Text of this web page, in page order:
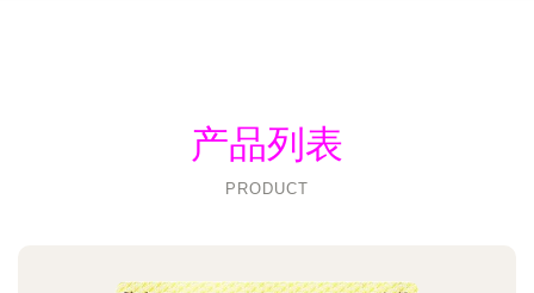
产品列表
PRODUCT